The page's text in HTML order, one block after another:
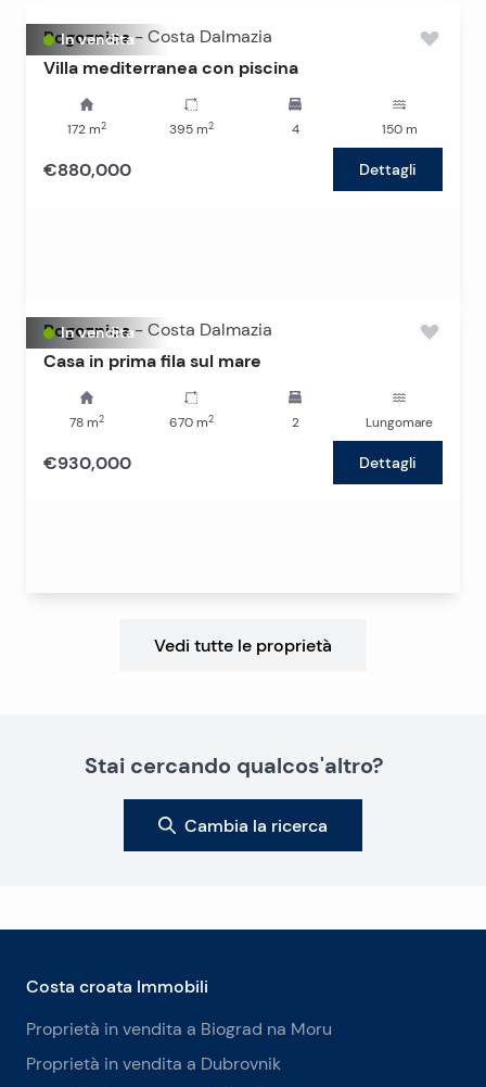
In vendita
Rogoznica - Costa Dalmazia
Villa mediterranea con piscina
172 m2 395m2 4 150m
€880,000 Dettagli
In vendita
Rogoznica - Costa Dalmazia
Casa in prima fila sul mare
78 m2 670m2 2 Lungomare
€930,000 Dettagli
Vedi tutte le proprietà
Stai cercando qualcos'altro?
Cambia la ricerca
Costa croata Immobili
Proprietà in vendita a Biograd na Moru
Proprietà in vendita a Dubrovnik